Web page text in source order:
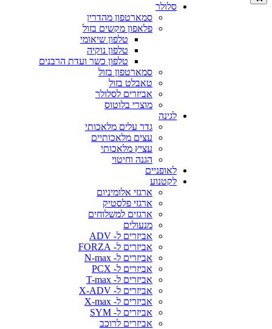
סלולר
סמארטפון מהדרין
פלאפון מקשים בזול
טלפון שיאומי
טלפון נוקיה
טלפון כשר ועדת הרבנים
סמארטפון בזול
טאבלט בזול
אביזרים לסלולר
מוצרי בלוטוס
לגינה
גדר עלים מלאכותי
עצים מלאכותיים
עציץ מלאכותי
הגנה וחיטוי
לאופניים
לקטנוע
ארגזי אלומיניום
ארגזי פלסטיק
ארגזים למשלוחים
מנעולים
אביזרים ל- ADV
אביזרים ל- FORZA
אביזרים ל- N-max
אביזרים ל- PCX
אביזרים ל- T-max
אביזרים ל- X-ADV
אביזרים ל- X-max
אביזרים ל- SYM
אביזרים לרוכב